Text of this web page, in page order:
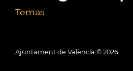
Temas
Ajuntament de València © 2026